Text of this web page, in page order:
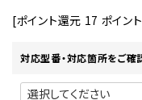
[ポイント還元 17 ポイン
対応型番・対応箇所をご確